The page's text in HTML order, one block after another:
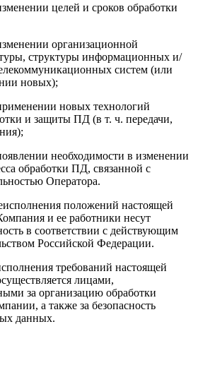
целей и сроков обработки
организационной
структуры информационных и/
систем (или
новых);
новых технологий
и защиты ПД (в т. ч. передачи,
необходимости в изменении
обработки ПД, связанной с
Оператора.
положений настоящей
и ее работники несут
в соответствии с действующим
Российской Федерации.
требований настоящей
лицами,
за организацию обработки
а также за безопасность
данных.